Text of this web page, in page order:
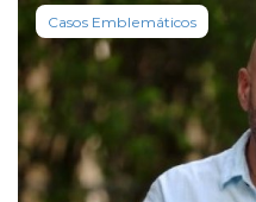
Casos Emblemáticos